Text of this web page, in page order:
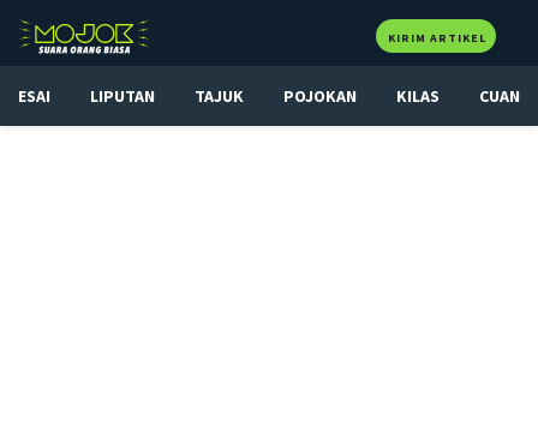
KIRIM ARTIKEL
ESAI LIPUTAN TAJUK POJOKAN KILAS CUAN